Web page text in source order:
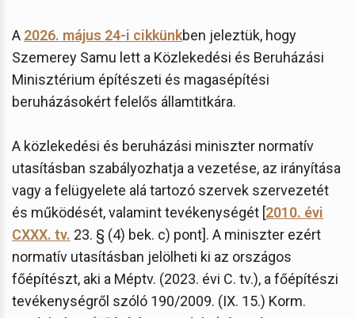
A 2026. május 24-i cikkünkben jeleztük, hogy
Szemerey Samu lett a Közlekedési és Beruházási
Minisztérium építészeti és magasépítési
beruházásokért felelős államtitkára.
A közlekedési és beruházási miniszter normatív
utasításban szabályozhatja a vezetése, az irányítása
vagy a felügyelete alá tartozó szervek szervezetét
és működését, valamint tevékenységét [2010. évi
CXXX. tv. 23. § (4) bek. c) pont]. A miniszter ezért
normatív utasításban jelölheti ki az országos
főépítészt, aki a Méptv. (2023. évi C. tv.), a főépítészi
tevékenységről szóló 190/2009. (IX. 15.) Korm.